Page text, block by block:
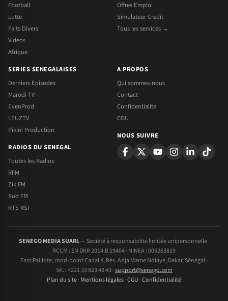
Football
Lutte
Faits Divers
Videos
Afrique
Offres Emploi
Simulateur Credit
Tous les services →
SERIES SENEGALAISES
Derniers Episodes
Marodi TV
EvenProd
LEUZTV
Pikini Production
RADIOS DU SENEGAL
Toutes les Radios
RFM
Zik FM
Sud FM
RTS RSI
A PROPOS
Qui sommes-nous
Contact
Confidentialite
CGU
NOUS SUIVRE
SENEGO MEDIA SUARL— Société à responsabilité limitée unipersonnelle ·
RCCM : SN DKR 2014.B 19404 · NINEA : 005263819
Fass Paillote, rond-point Canal 4, Rés. Adja Mame Ndiaye, Dakar, Sénégal ·
Tél. : +221 33 823 43 43 ·support@senego.com
Plan du site· Mentions légales·CGU ·Confidentialité